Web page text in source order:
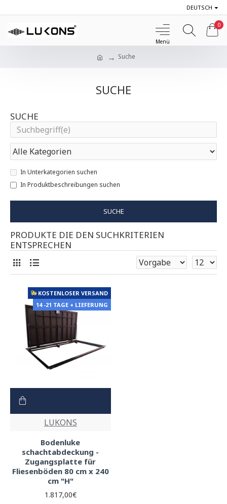
DEUTSCH
0
Suche
SUCHE
SUCHE
In Unterkategorien suchen
In Produktbeschreibungen suchen
SUCHE
PRODUKTE DIE DEN SUCHKRITERIEN
ENTSPRECHEN
KOSTENLOSER VERSAND
14 -21 TAGE + LIEFERUNG
LUKONS
Bodenluke
schachtabdeckung -
Zugangsplatte für
Fliesenböden 80 cm x 240
cm "H"
1.817,00€